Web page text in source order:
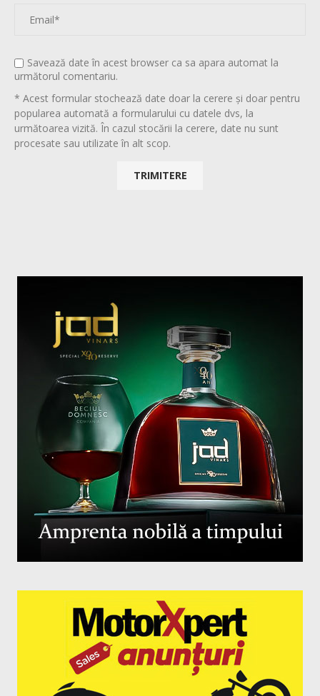
Savează date în acest browser ca sa apara automat la
următorul comentariu.
* Acest formular stochează date doar la cerere și doar pentru
popularea automată a formularului cu datele dvs, la
următoarea vizită. În cazul stocării la cerere, date nu sunt
procesate sau utilizate în alt scop.